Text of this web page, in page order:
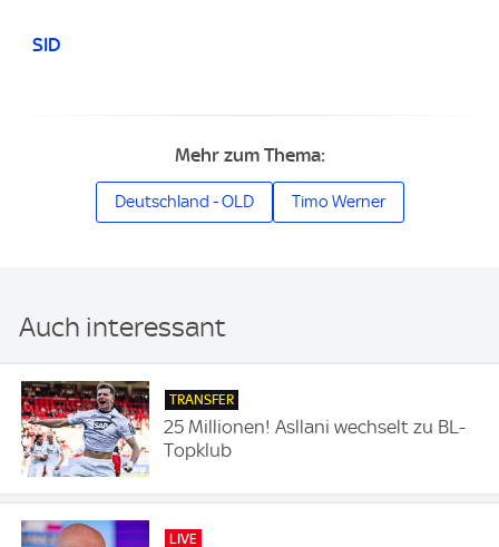
SID
Mehr zum Thema:
Deutschland - OLD Timo Werner
Auch interessant
TRANSFER
25 Millionen! Asllani wechselt zu BL-
Topklub
LIVE